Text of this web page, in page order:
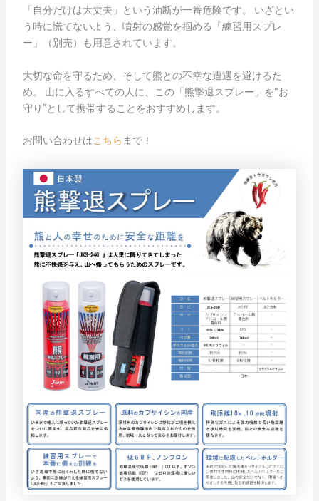
「自分だけは大丈夫」という油断が一番危険です。 いざとい
う時に慌てないよう、噴射の感覚を掴める「練習用スプレ
ー」（別売）も用意されています。
大切な命を守るため、そして熊との不幸な遭遇を避けるた
め。 山に入るすべての人に、この「熊撃退スプレー」を“お
守り”として携帯することをおすすめします。
お問い合わせはこちら まで！